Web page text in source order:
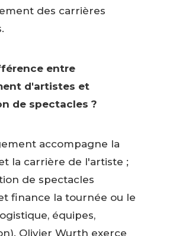
des carrières
entre
d'artistes et
de spectacles ?
accompagne la
la carrière de l'artiste ;
de spectacles
finance la tournée ou le
équipes,
Olivier Wurth exerce